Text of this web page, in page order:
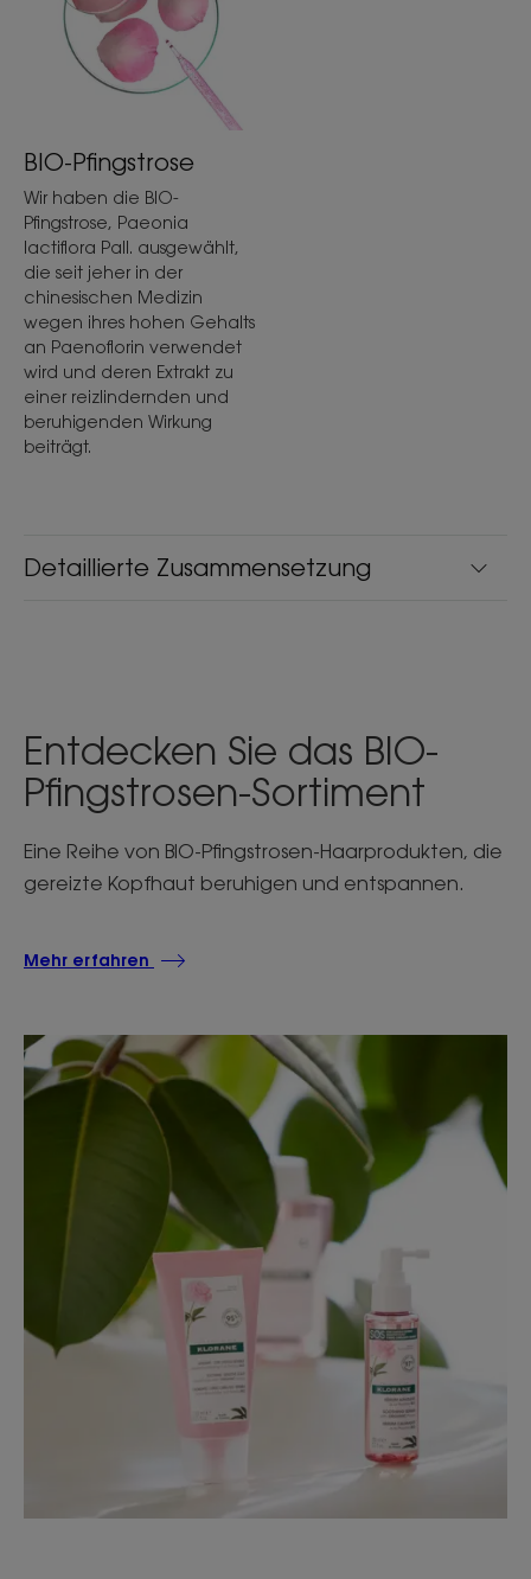
Detaillierte Zusammensetzung
BIO-Pfingstrose
Wir haben die BIO-
Pfingstrose, Paeonia
lactiflora Pall. ausgewählt,
die seit jeher in der
chinesischen Medizin
wegen ihres hohen Gehalts
an Paenoflorin verwendet
wird und deren Extrakt zu
einer reizlindernden und
beruhigenden Wirkung
beiträgt.
Entdecken Sie das BIO-
Pfingstrosen-Sortiment
Eine Reihe von BIO-Pfingstrosen-Haarprodukten, die
gereizte Kopfhaut beruhigen und entspannen.
Mehr erfahren